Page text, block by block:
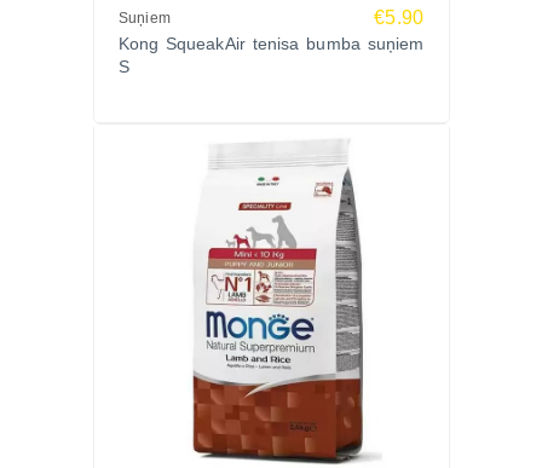
Suņiem €5.90
Kong SqueakAir tenisa bumba suņiem
S